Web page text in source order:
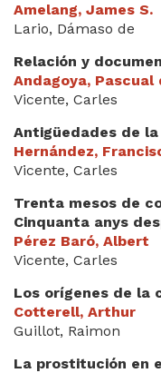
Amelang, James S.
Lario, Dámaso de
Relación y
Andagoya, Pascual
Vicente, Carles
Antigüedades de la
Hernández,
Vicente, Carles
Trenta mesos de
Cinquanta anys
Pérez Baró, Albert
Vicente, Carles
Los orígenes de la
Cotterell, Arthur
Guillot, Raimon
La prostitución en